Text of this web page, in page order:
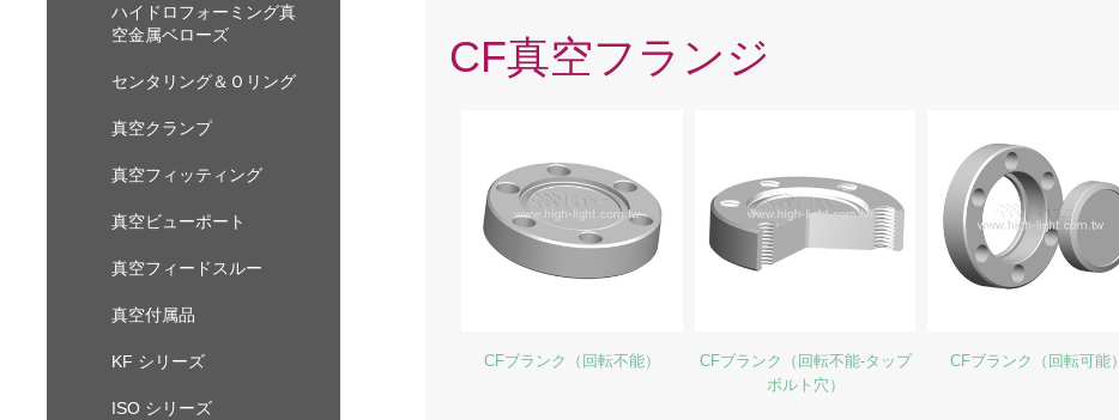
ハイドロフォーミング真
空金属ベローズ
センタリング＆Ｏリング
真空クランプ
真空フィッティング
真空ビューポート
真空フィードスルー
真空付属品
KF シリーズ
ISO シリーズ
CF真空フランジ
CFブランク（回転不能）
CFブランク（回転不能-タップ
ボルト穴）
CFブランク（回転可能）